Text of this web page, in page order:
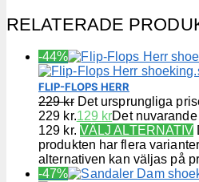
RELATERADE
-44%
FLIP-FLOPS HERR
229kr Det ursprungliga
229 kr.129 krDet
129 kr. VÄLJ ALTERNATIV
produkten har flera
alternativen kan väljas på
-47%